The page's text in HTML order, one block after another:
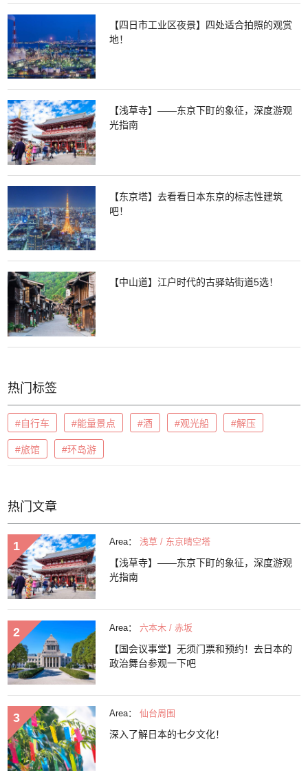
【四日市工业区夜景】四处适合拍照的观赏
地！
【浅草寺】——东京下町的象征，深度游观
光指南
【东京塔】去看看日本东京的标志性建筑
吧！
【中山道】江户时代的古驿站街道5选！
热门标签
#自行车 #能量景点 #酒 #观光船 #解压
#旅馆 #环岛游
热门文章
Area： 浅草 / 东京晴空塔
【浅草寺】——东京下町的象征，深度游观
光指南
Area： 六本木 / 赤坂
【国会议事堂】无须门票和预约！去日本的
政治舞台参观一下吧
Area： 仙台周围
深入了解日本的七夕文化！